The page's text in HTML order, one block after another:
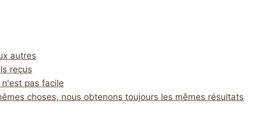
autres
reçus
pas facile
choses, nous obtenons toujours les mêmes résultats